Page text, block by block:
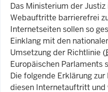
Das Ministerium der
Webauftritte barrierefrei
Internetseiten sollen so
Einklang mit den
Umsetzung der Richtlinie (
Europäischen Parlaments
Die folgende Erklärung
diesen Internetauftritt